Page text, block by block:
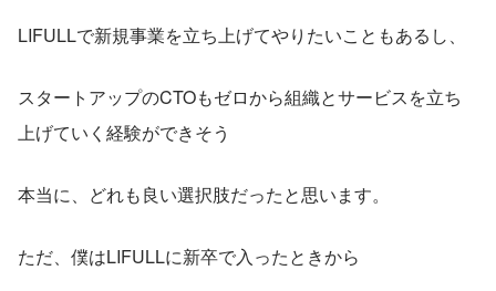
LIFULLで新規事業を立ち上げてやりたいこともあるし、
スタートアップのCTOもゼロから組織とサービスを立ち
上げていく経験ができそう
本当に、どれも良い選択肢だったと思います。
ただ、僕はLIFULLに新卒で入ったときから